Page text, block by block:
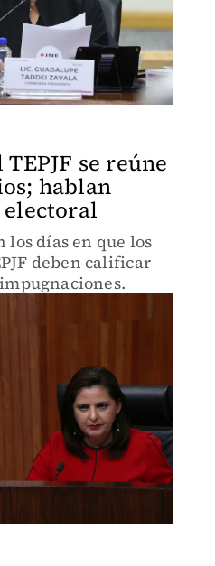
se reúne
hablan
electoral
los días en que los
deben calificar